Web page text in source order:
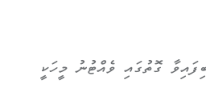
ގޮތުގައި ވެއްޓުނު މީހަކީ